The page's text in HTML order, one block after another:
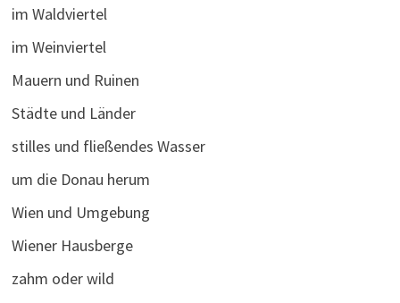
im Waldviertel
im Weinviertel
Mauern und Ruinen
Städte und Länder
stilles und fließendes Wasser
um die Donau herum
Wien und Umgebung
Wiener Hausberge
zahm oder wild